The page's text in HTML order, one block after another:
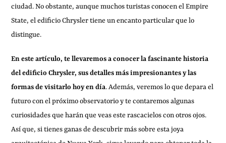
ciudad. No obstante, aunque muchos turistas conocen el Empire
State, el edificio Chrysler tiene un encanto particular que lo
distingue.
En este artículo, te llevaremos a conocer la fascinante historia
del edificio Chrysler, sus detalles más impresionantes y las
formas de visitarlo hoy en día. Además, veremos lo que depara el
futuro con el próximo observatorio y te contaremos algunas
curiosidades que harán que veas este rascacielos con otros ojos.
Así que, si tienes ganas de descubrir más sobre esta joya